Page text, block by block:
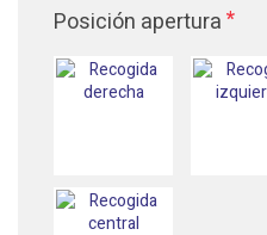
Posición apertura *